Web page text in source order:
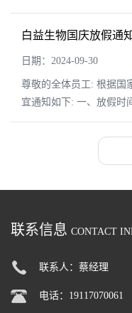
书 检测原理 试剂盒采用
（ELISA）。往...
白益生物国庆放假通
日期：2024-09-30
尊敬的全体员工: 根据国
宜通知如下: 一、放假时
天。10月8日正常上班。
提前做好值班安排，确
联系信息 CONTACT
联系人：蔡经理
电话：19117070061